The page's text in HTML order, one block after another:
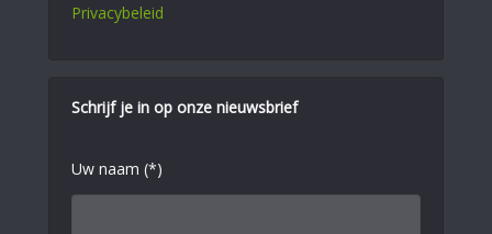
Privacybeleid
Schrijf je in op onze nieuwsbrief
Uw naam (*)